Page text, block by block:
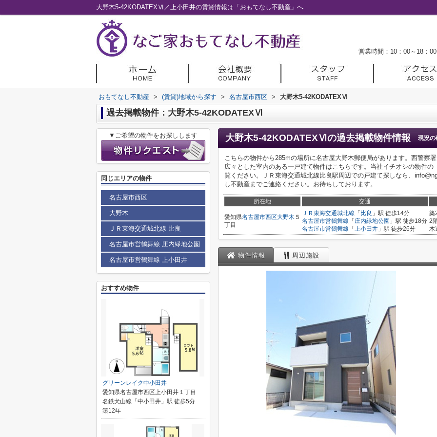
大野木5-42KODATEXⅥ／上小田井の賃貸情報は「おもてなし不動産」へ
営業時間：10：00～18：00
おもてなし不動産 > (賃貸)地域から探す > 名古屋市西区 > 大野木5-42KODATEXⅥ
過去掲載物件：大野木5-42KODATEXⅥ
大野木5-42KODATEXⅥの過去掲載物件情報 現況の
こちらの物件から285mの場所に名古屋大野木郵便局があります。西警察
広々とした室内のある一戸建て物件はこちらです。当社イチオシの物件
覧ください。ＪＲ東海交通城北線比良駅周辺での戸建て探しなら、
し不動産までご連絡ください。お待ちしております。
所在地 交通
愛知県名古屋市西区大野木 ５
丁目
ＪＲ東海交通城北線 「 比良 」駅 徒歩14分
名古屋市営鶴舞線 「 庄内緑地公園 」駅 徒歩18分
名古屋市営鶴舞線 「 上小田井 」駅 徒歩26分
築
2
木
物件情報 周辺施設
▼ご希望の物件をお探しします
同じエリアの物件
名古屋市西区
大野木
ＪＲ東海交通城北線 比良
名古屋市営鶴舞線 庄内緑地公園
名古屋市営鶴舞線 上小田井
おすすめ物件
グリーンレイク中小田井
愛知県名古屋市西区上小田井１丁目
名鉄犬山線「中小田井」駅 徒歩5分
築12年